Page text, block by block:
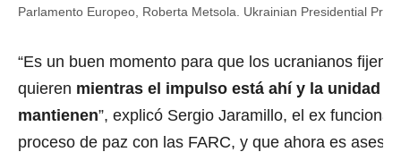
Parlamento Europeo, Roberta Metsola. Ukrainian Presidential
“Es un buen momento para que los ucranianos fijen
quieren mientras el impulso está ahí y la unidad y
mantienen”, explicó Sergio Jaramillo, el ex
proceso de paz con las FARC, y que ahora es